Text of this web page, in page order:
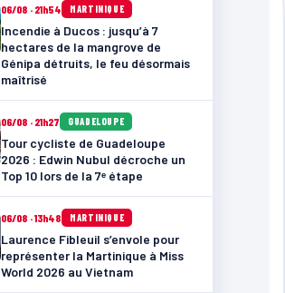
06/08 · 21h54 MARTINIQUE
Incendie à Ducos : jusqu’à 7
hectares de la mangrove de
Génipa détruits, le feu désormais
maîtrisé
06/08 · 21h27 GUADELOUPE
Tour cycliste de Guadeloupe
2026 : Edwin Nubul décroche un
Top 10 lors de la 7ᵉ étape
06/08 · 13h48 MARTINIQUE
Laurence Fibleuil s’envole pour
représenter la Martinique à Miss
World 2026 au Vietnam